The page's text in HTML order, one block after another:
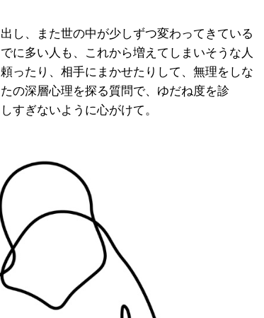
し、また世の中が少しずつ変わってきている
に多い人も、これから増えてしまいそうな人
ったり、相手にまかせたりして、無理をしな
の深層心理を探る質問で、ゆだね度を診
すぎないように心がけて。